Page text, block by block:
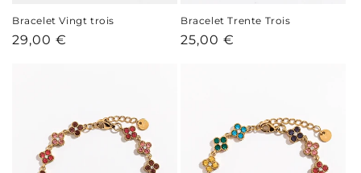
Bracelet Vingt trois
Prix
29,00 €
Bracelet Trente Trois
Prix
25,00 €